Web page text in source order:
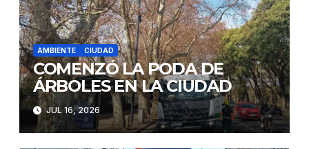
AMBIENTE CIUDAD
COMENZÓ LA PODA DE
ÁRBOLES EN LA CIUDAD
JUL 16, 2026